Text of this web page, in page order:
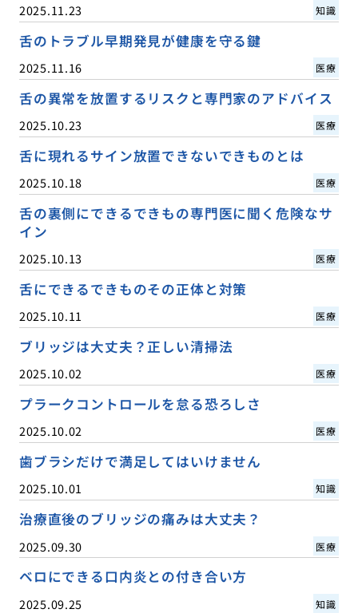
2025.11.23 知識
舌のトラブル早期発見が健康を守る鍵
2025.11.16 医療
舌の異常を放置するリスクと専門家のアドバイス
2025.10.23 医療
舌に現れるサイン放置できないできものとは
2025.10.18 医療
舌の裏側にできるできもの専門医に聞く危険なサ
イン
2025.10.13 医療
舌にできるできものその正体と対策
2025.10.11 医療
ブリッジは大丈夫？正しい清掃法
2025.10.02 医療
プラークコントロールを怠る恐ろしさ
2025.10.02 医療
歯ブラシだけで満足してはいけません
2025.10.01 知識
治療直後のブリッジの痛みは大丈夫？
2025.09.30 医療
ベロにできる口内炎との付き合い方
2025.09.25 知識